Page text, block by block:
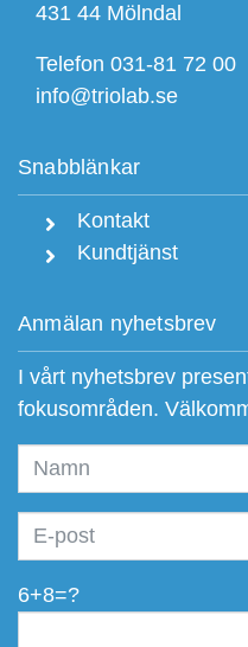
431 44 Mölndal
Telefon 031-81 72 00
info@triolab.se
Snabblänkar
Kontakt
Kundtjänst
Anmälan nyhetsbrev
I vårt nyhetsbrev
fokusområden.
6+8=?